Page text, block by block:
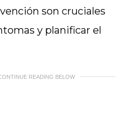
son cruciales
y planificar el
READING BELOW